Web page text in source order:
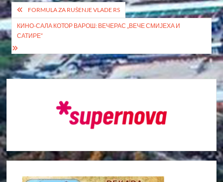
Кретање
чланка
FORMULA ZA RUŠENJE VLADE RS
КИНО-САЛА КОТОР ВАРОШ: ВЕЧЕРАС „ВЕЧЕ СМИЈЕХА И
САТИРЕ“